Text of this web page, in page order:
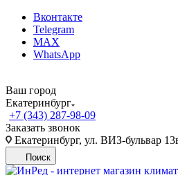
Вконтакте
Telegram
MAX
WhatsApp
Ваш город
Екатеринбург
+7 (343) 287-98-09
Заказать звонок
Екатеринбург, ул. ВИЗ-бульвар
Поиск